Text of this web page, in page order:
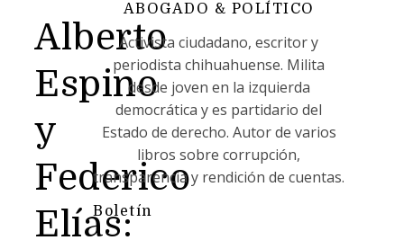
Alberto
Espino
y
Federico
Elías:
ABOGADO & POLÍTICO
Activista ciudadano, escritor y
periodista chihuahuense. Milita
desde joven en la izquierda
democrática y es partidario del
Estado de derecho. Autor de varios
libros sobre corrupción,
transparencia y rendición de cuentas.
Boletín